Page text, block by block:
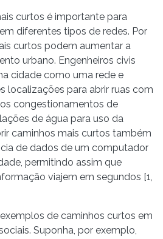
curtos é importante para
diferentes tipos de redes. Por
curtos podem aumentar a
urbano. Engenheiros civis
cidade como uma rede e
localizações para abrir ruas com
congestionamentos de
de água para uso da
caminhos mais curtos também
de dados de um computador
permitindo assim que
viajem em segundos [1,
de caminhos curtos em
Suponha, por exemplo,